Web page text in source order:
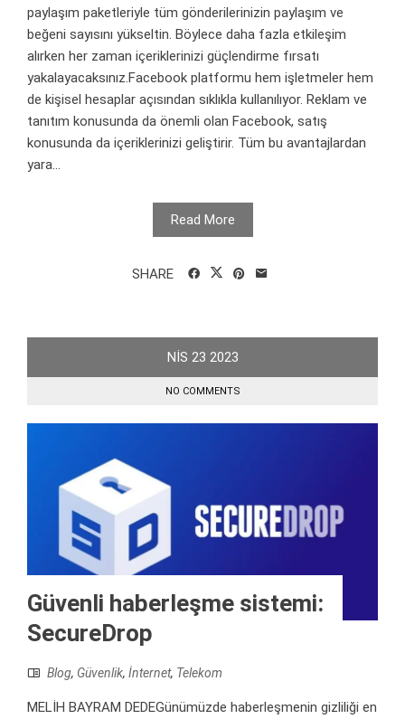
paylaşım paketleriyle tüm gönderilerinizin paylaşım ve
beğeni sayısını yükseltin. Böylece daha fazla etkileşim
alırken her zaman içeriklerinizi güçlendirme fırsatı
yakalayacaksınız.Facebook platformu hem işletmeler hem
de kişisel hesaplar açısından sıklıkla kullanılıyor. Reklam ve
tanıtım konusunda da önemli olan Facebook, satış
konusunda da içeriklerinizi geliştirir. Tüm bu avantajlardan
yara...
Read More
SHARE
NIS 23 2023
NO COMMENTS
Güvenli haberleşme sistemi:
SecureDrop
Blog, Güvenlik, İnternet, Telekom
MELİH BAYRAM DEDEGünümüzde haberleşmenin gizliliği en